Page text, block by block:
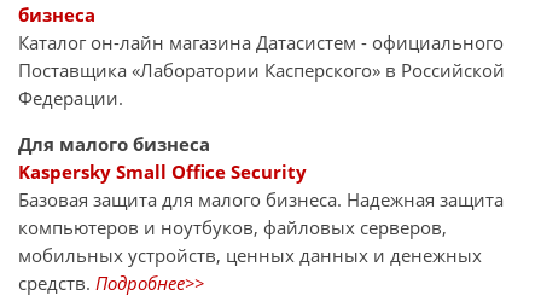
бизнеса
Каталог он-лайн магазина Датасиcтем - официального
Поставщика «Лаборатории Касперского» в Российской
Федерации.
Для малого бизнеса
Kaspersky Small Office Security
Базовая защита для малого бизнеса. Надежная защита
компьютеров и ноутбуков, файловых серверов,
мобильных устройств, ценных данных и денежных
средств. Подробнее>>